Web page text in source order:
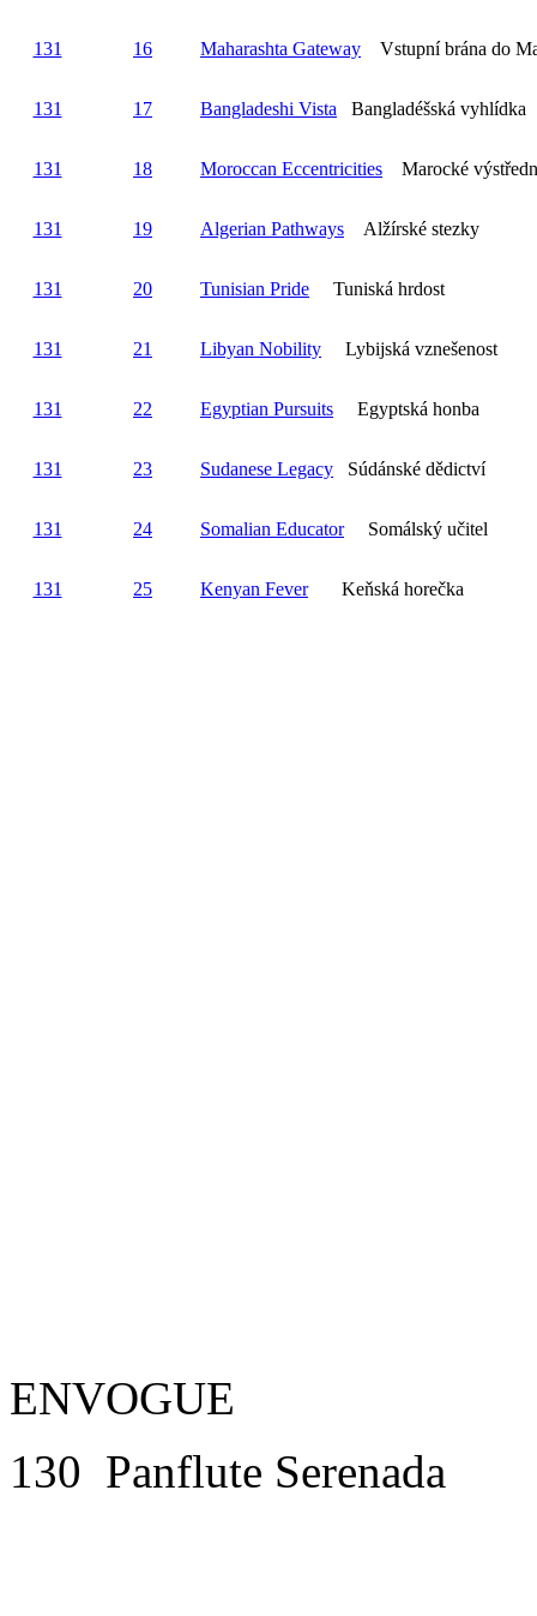
131 16 Maharashta Gateway Vstupní brána do
131 17 Bangladeshi Vista Bangladéšská vyhlídka
131 18 Moroccan Eccentricities Marocké
131 19 Algerian Pathways Alžírské stezky
131 20 Tunisian Pride Tuniská hrdost
131 21 Libyan Nobility Lybijská vznešenost
131 22 Egyptian Pursuits Egyptská honba
131 23 Sudanese Legacy Súdánské dědictví
131 24 Somalian EducatorSomálský učitel
131 25 Kenyan FeverKeňská horečka
ENVOGUE
130 Panflute Serenada